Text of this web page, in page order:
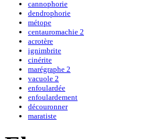
cannophorie
dendrophorie
métope
centauromachie 2
acrotère
ignimbrite
cinérite
marégraphe 2
vacuole 2
enfoulardée
enfoulardement
découronner
maratiste